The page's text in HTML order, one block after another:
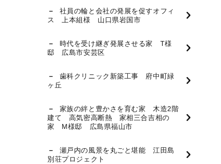
社員の輪と会社の発展を促すオフィ
ス 上本組様 山口県岩国市
時代を受け継ぎ発展させる家 T様
邸 広島市安芸区
歯科クリニック新築工事 府中町緑
ヶ丘
家族の絆と豊かさを育む家 木造2階
建て 高気密高断熱 家相三合吉相の
家 M様邸 広島県福山市
瀬戸内の風景を丸ごと堪能 江田島
別荘プロジェクト